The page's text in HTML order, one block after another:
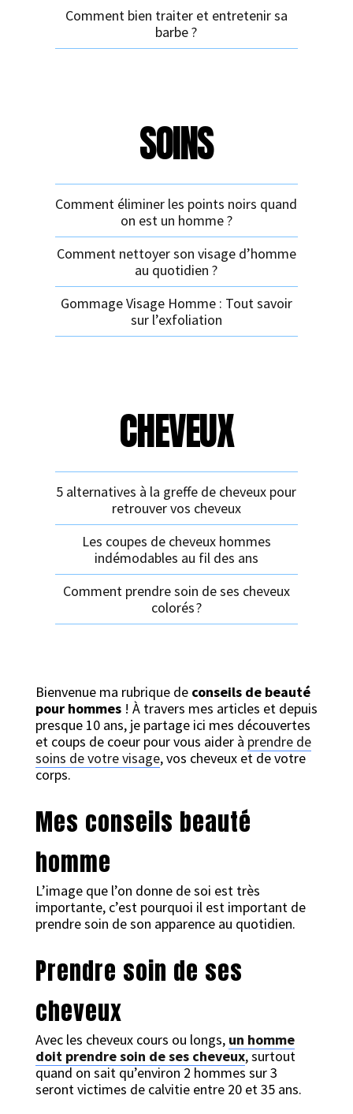
Comment bien traiter et entretenir sa
barbe ?
SOINS
Comment éliminer les points noirs quand
on est un homme ?
Comment nettoyer son visage d’homme
au quotidien ?
Gommage Visage Homme : Tout savoir
sur l’exfoliation
CHEVEUX
5 alternatives à la greffe de cheveux pour
retrouver vos cheveux
Les coupes de cheveux hommes
indémodables au fil des ans
Comment prendre soin de ses cheveux
colorés ?
Bienvenue ma rubrique de conseils de beauté
pour hommes! À travers mes articles et depuis
presque 10 ans, je partage ici mes découvertes
et coups de coeur pour vous aider à prendre de
soins de votre visage, vos cheveux et de votre
corps.
Mes conseils beauté
homme
L’image que l’on donne de soi est très
importante, c’est pourquoi il est important de
prendre soin de son apparence au quotidien.
Prendre soin de ses
cheveux
Avec les cheveux cours ou longs, un homme
doit prendre soin de ses cheveux, surtout
quand on sait qu’environ 2 hommes sur 3
seront victimes de calvitie entre 20 et 35 ans.